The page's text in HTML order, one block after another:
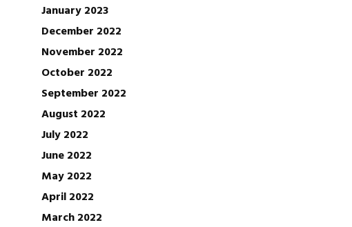
January 2023
December 2022
November 2022
October 2022
September 2022
August 2022
July 2022
June 2022
May 2022
April 2022
March 2022